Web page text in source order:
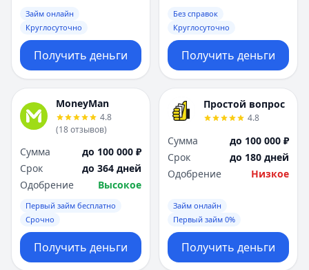
Займ онлайн
Круглосуточно
Получить деньги
Без справок
Круглосуточно
Получить деньги
MoneyMan
4.8
(18отзывов)
Сумма
до 100 000 ₽
Срок
до 364 дней
Одобрение
Высокое
Первый займ бесплатно
Срочно
Получить деньги
Простой вопрос
4.8
Сумма
до 100 000 ₽
Срок
до 180 дней
Одобрение
Низкое
Займ онлайн
Первый займ 0%
Получить деньги